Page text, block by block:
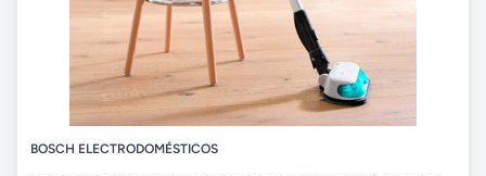
BOSCH ELECTRODOMÉSTICOS